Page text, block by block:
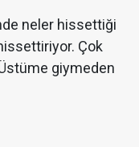
neler hissettiği
Çok
giymeden